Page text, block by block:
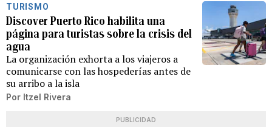
TURISMO
Discover Puerto Rico habilita una
página para turistas sobre la crisis del
agua
La organización exhorta a los viajeros a
comunicarse con las hospederías antes de
su arribo a la isla
Por Itzel Rivera
PUBLICIDAD